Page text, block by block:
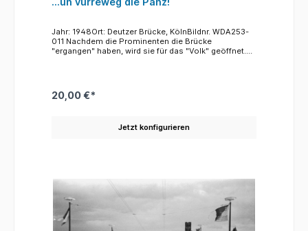
Jahr: 1948Ort: Deutzer Brücke, KölnBildnr. WDA253-
011 Nachdem die Prominenten die Brücke
"ergangen" haben, wird sie für das "Volk" geöffnet.
20,00 €*
Jetzt konfigurieren